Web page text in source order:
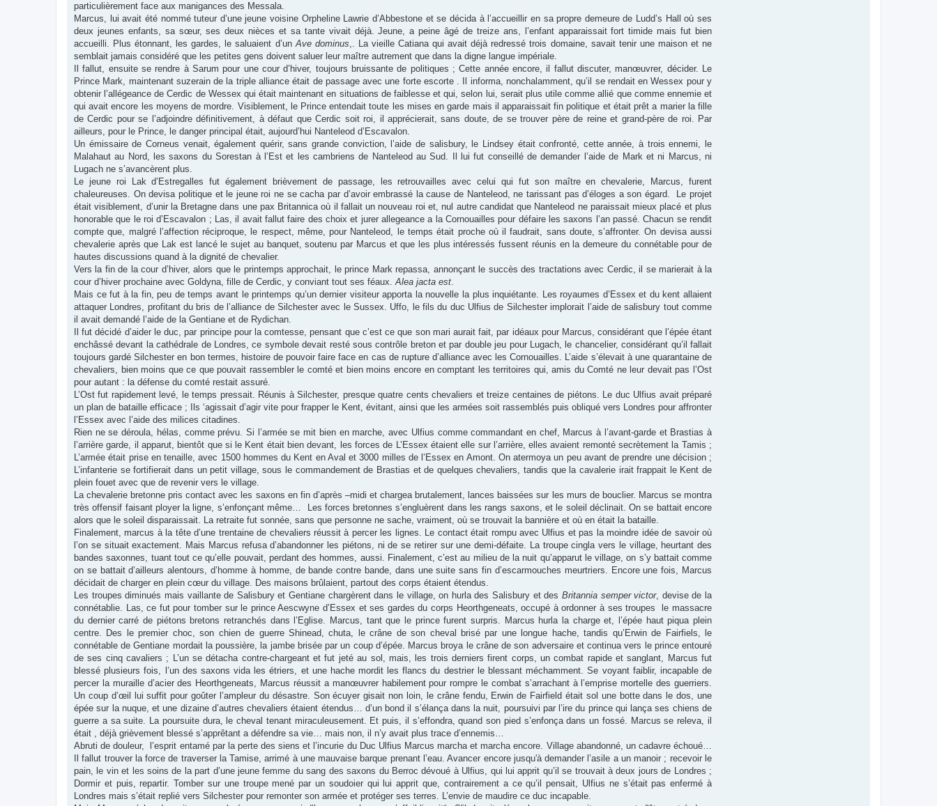
particulièrement face aux manigances des Messala.
Marcus, lui avait été nommé tuteur d’une jeune voisine Orpheline Lawrie d’Abbestone et se décida à l’accueillir en sa propre demeure de Ludd’s Hall où ses
deux jeunes enfants, sa sœur, ses deux nièces et sa tante vivait déjà. Jeune, a peine âgé de treize ans, l’enfant apparaissait fort timide mais fut bien
accueilli. Plus étonnant, les gardes, le saluaient d’unAve dominus,. La vieille Catiana qui avait déjà redressé trois domaine, savait tenir une maison et ne
semblait jamais considéré que les petites gens doivent saluer leur maître autrement que dans la digne langue impériale.
Il fallut, ensuite se rendre à Sarum pour une cour d’hiver, toujours bruissante de politiques ; Cette année encore, il fallut discuter, manœuvrer, décider. Le
Prince Mark, maintenant suzerain de la triple alliance était de passage avec une forte escorte . Il informa, nonchalamment, qu’il se rendait en Wessex pour y
obtenir l’allégeance de Cerdic de Wessex qui était maintenant en situations de faiblesse et qui, selon lui, serait plus utile comme allié que comme ennemie et
qui avait encore les moyens de mordre. Visiblement, le Prince entendait toute les mises en garde mais il apparaissait fin politique et était prêt a marier la fille
de Cerdic pour se l’adjoindre définitivement, à défaut que Cerdic soit roi, il apprécierait, sans doute, de se trouver père de reine et grand-père de roi. Par
ailleurs, pour le Prince, le danger principal était, aujourd’hui Nanteleod d’Escavalon.
Un émissaire de Corneus venait, également quérir, sans grande conviction, l’aide de salisbury, le Lindsey était confronté, cette année, à trois ennemi, le
Malahaut au Nord, les saxons du Sorestan à l’Est et les cambriens de Nanteleod au Sud. Il lui fut conseillé de demander l’aide de Mark et ni Marcus, ni
Lugach ne s’avancèrent plus.
Le jeune roi Lak d’Estregalles fut également brièvement de passage, les retrouvailles avec celui qui fut son maître en chevalerie, Marcus, furent
chaleureuses. On devisa politique et le jeune roi ne se cacha par d’avoir embrassé la cause de Nanteleod, ne tarissant pas d’éloges a son égard. Le projet
était visiblement, d’unir la Bretagne dans une pax Britannica où il fallait un nouveau roi et, nul autre candidat que Nanteleod ne paraissait mieux placé et plus
honorable que le roi d’Escavalon ; Las, il avait fallut faire des choix et jurer allegeance a la Cornouailles pour défaire les saxons l’an passé. Chacun se rendit
compte que, malgré l’affection réciproque, le respect, même, pour Nanteleod, le temps était proche où il faudrait, sans doute, s’affronter. On devisa aussi
chevalerie après que Lak est lancé le sujet au banquet, soutenu par Marcus et que les plus intéressés fussent réunis en la demeure du connétable pour de
hautes discussions quand à la dignité de chevalier.
Vers la fin de la cour d’hiver, alors que le printemps approchait, le prince Mark repassa, annonçant le succès des tractations avec Cerdic, il se marierait à la
cour d’hiver prochaine avec Goldyna, fille de Cerdic, y conviant tout ses féaux.Alea jacta est.
Mais ce fut à la fin, peu de temps avant le printemps qu’un dernier visiteur apporta la nouvelle la plus inquiétante. Les royaumes d’Essex et du kent allaient
attaquer Londres, profitant du bris de l’alliance de Silchester avec le Sussex. Uffo, le fils du duc Ulfius de Silchester implorait l’aide de salisbury tout comme
il avait demandé l’aide de la Gentiane et de Rydichan.
Il fut décidé d’aider le duc, par principe pour la comtesse, pensant que c’est ce que son mari aurait fait, par idéaux pour Marcus, considérant que l’épée étant
enchâssé devant la cathédrale de Londres, ce symbole devait resté sous contrôle breton et par double jeu pour Lugach, le chancelier, considérant qu’il fallait
toujours gardé Silchester en bon termes, histoire de pouvoir faire face en cas de rupture d’alliance avec les Cornouailles. L’aide s’élevait à une quarantaine de
chevaliers, bien moins que ce que pouvait rassembler le comté et bien moins encore en comptant les territoires qui, amis du Comté ne leur devait pas l’Ost
pour autant : la défense du comté restait assuré.
L’Ost fut rapidement levé, le temps pressait. Réunis à Silchester, presque quatre cents chevaliers et treize centaines de piétons. Le duc Ulfius avait préparé
un plan de bataille efficace ; Ils ‘agissait d’agir vite pour frapper le Kent, évitant, ainsi que les armées soit rassemblés puis obliqué vers Londres pour affronter
l’Essex avec l’aide des milices citadines.
Rien ne se déroula, hélas, comme prévu. Si l’armée se mit bien en marche, avec Ulfius comme commandant en chef, Marcus à l’avant-garde et Brastias à
l’arrière garde, il apparut, bientôt que si le Kent était bien devant, les forces de L’Essex étaient elle sur l’arrière, elles avaient remonté secrètement la Tamis ;
L’armée était prise en tenaille, avec 1500 hommes du Kent en Aval et 3000 milles de l’Essex en Amont. On atermoya un peu avant de prendre une décision ;
L’infanterie se fortifierait dans un petit village, sous le commandement de Brastias et de quelques chevaliers, tandis que la cavalerie irait frappait le Kent de
plein fouet avec que de revenir vers le village.
La chevalerie bretonne pris contact avec les saxons en fin d’après –midi et chargea brutalement, lances baissées sur les murs de bouclier. Marcus se montra
très offensif faisant ployer la ligne, s’enfonçant même… Les forces bretonnes s’engluèrent dans les rangs saxons, et le soleil déclinait. On se battait encore
alors que le soleil disparaissait. La retraite fut sonnée, sans que personne ne sache, vraiment, où se trouvait la bannière et où en était la bataille.
Finalement, marcus à la tête d’une trentaine de chevaliers réussit à percer les lignes. Le contact était rompu avec Ulfius et pas la moindre idée de savoir où
l’on se situait exactement. Mais Marcus refusa d’abandonner les piétons, ni de se retirer sur une demi-défaite. La troupe cingla vers le village, heurtant des
bandes saxonnes, tuant tout ce qu’elle pouvait, perdant des hommes, aussi. Finalement, c’est au milieu de la nuit qu’apparut le village, on s’y battait comme
on se battait d’ailleurs alentours, d’homme à homme, de bande contre bande, dans une suite sans fin d’escarmouches meurtriers. Encore une fois, Marcus
décidait de charger en plein cœur du village. Des maisons brûlaient, partout des corps étaient étendus.
Les troupes diminués mais vaillante de Salisbury et Gentiane chargèrent dans le village, on hurla des Salisbury et des Britannia semper victor, devise de la
connétablie. Las, ce fut pour tomber sur le prince Aescwyne d’Essex et ses gardes du corps Heorthgeneats, occupé à ordonner à ses troupes le massacre
du dernier carré de piétons bretons retranchés dans l’Eglise. Marcus, tant que le prince furent surpris. Marcus hurla la charge et, l’épée haut piqua plein
centre. Des le premier choc, son chien de guerre Shinead, chuta, le crâne de son cheval brisé par une longue hache, tandis qu’Erwin de Fairfiels, le
connétable de Gentiane mordait la poussière, la jambe brisée par un coup d’épée. Marcus broya le crâne de son adversaire et continua vers le prince entouré
de ses cinq cavaliers ; L’un se détacha contre-chargeant et fut jeté au sol, mais, les trois derniers firent corps, un combat rapide et sanglant, Marcus fut
blessé plusieurs fois, l’un des saxons vida les étriers, et une hache mordit les flancs du destrier le blessant méchamment. Se voyant faiblir, incapable de
percer la muraille d’acier des Heorthgeneats, Marcus réussit a manœuvrer habilement pour rompre le combat s’arrachant à l’emprise mortelle des guerriers.
Un coup d’œil lui suffit pour goûter l’ampleur du désastre. Son écuyer gisait non loin, le crâne fendu, Erwin de Fairfield était sol une botte dans le dos, une
épée sur la nuque, et une dizaine d’autres chevaliers étaient étendus… d’un bond il s’élança dans la nuit, poursuivi par l’ire du prince qui lança ses chiens de
guerre a sa suite. La poursuite dura, le cheval tenant miraculeusement. Et puis, il s’effondra, quand son pied s’enfonça dans un fossé. Marcus se releva, il
était , déjà grièvement blessé s’apprêtant a défendre sa vie… mais non, il n’y avait plus trace d’ennemis…
Abruti de douleur, l’esprit entamé par la perte des siens et l’incurie du Duc Ulfius Marcus marcha et marcha encore. Village abandonné, un cadavre échoué…
Il fallut trouver la force de traverser la Tamise, arrimé à une mauvaise barque prenant l’eau. Avancer encore jusqu'à demander l’asile a un manoir ; recevoir le
pain, le vin et les soins de la part d’une jeune femme du sang des saxons du Berroc dévoué à Ulfius, qui lui apprit qu’il se trouvait à deux jours de Londres ;
Dormir et puis, repartir. Tomber sur une troupe mené par un soudoier qui lui apprit que, contrairement a ce qu’il pensait, Ulfius ne s’était pas enfermé à
Londres mais s’était replié vers Silchester pour remonter son armée et protéger ses terres. L’envie de maudire ce duc incapable.